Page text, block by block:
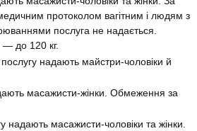
протоколом вагітним і людям з
послуга не надається.
до 120 кг.
послугу надають майстри-чоловіки й
масажисти-жінки. Обмеження за
надають масажисти-чоловіки та жінки.